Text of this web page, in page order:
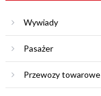
Wywiady
Pasażer
Przewozy towarowe